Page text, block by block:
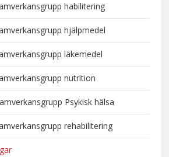
habilitering
hjälpmedel
läkemedel
nutrition
Psykisk hälsa
rehabilitering